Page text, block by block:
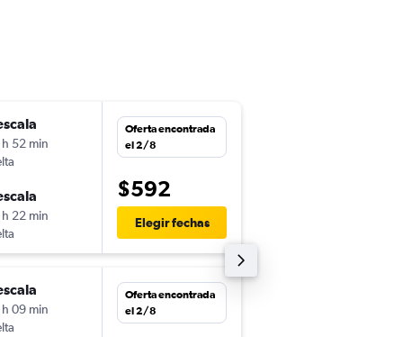
h 52 min
h 22 min
Oferta encontrada
el 2/8
$592
Elegir fechas
h 09 min
Oferta encontrada
el 2/8